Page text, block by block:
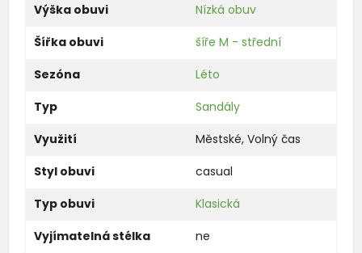
Výška obuvi
Nízká obuv
Šířka obuvi
šíře M - střední
Sezóna
Léto
Typ
Sandály
Využití
Městské, Volný čas
Styl obuvi
casual
Typ obuvi
Klasická
Vyjímatelná stélka
ne